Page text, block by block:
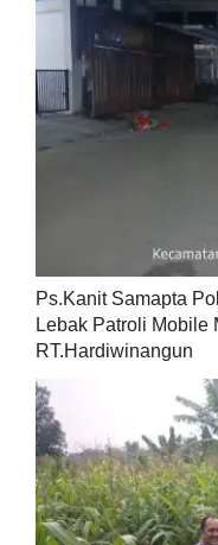
Ps.Kanit Samapta
Lebak Patroli Mobile
RT.Hardiwinangun